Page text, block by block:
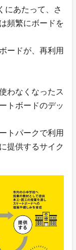
にあたって、さ
頻繁にボードを
ードが、再利用
わなくなったス
トボードのデッ
トパークで利用
提供するサイク